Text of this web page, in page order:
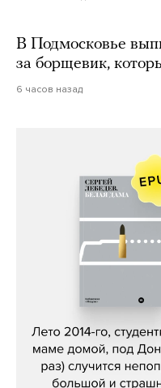
В Подмосковье
за борщевик,
6 часов назад
Сергей